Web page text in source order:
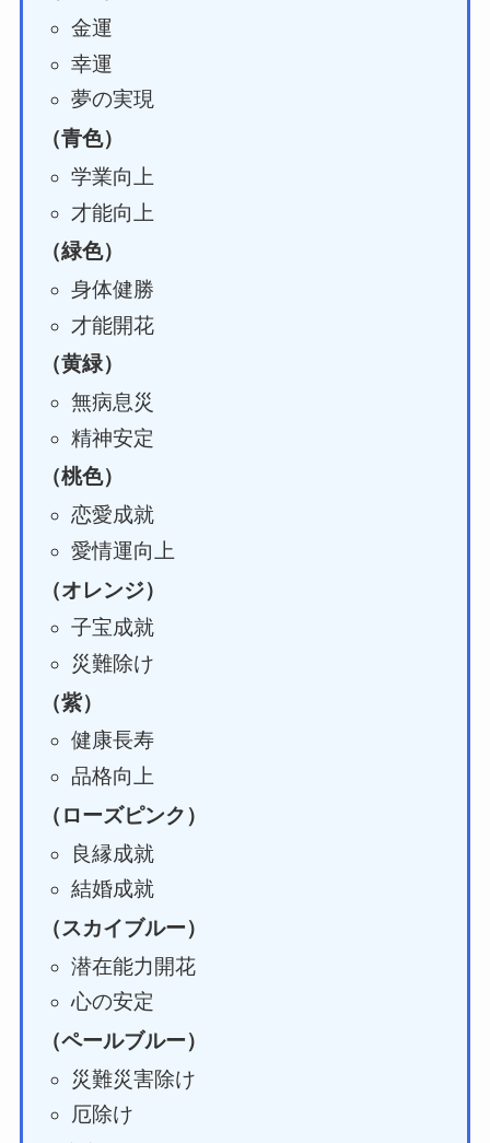
金運
幸運
夢の実現
（青色）
学業向上
才能向上
（緑色）
身体健勝
才能開花
（黄緑）
無病息災
精神安定
（桃色）
恋愛成就
愛情運向上
（オレンジ）
子宝成就
災難除け
（紫）
健康長寿
品格向上
（ローズピンク）
良縁成就
結婚成就
（スカイブルー）
潜在能力開花
心の安定
（ペールブルー）
災難災害除け
厄除け